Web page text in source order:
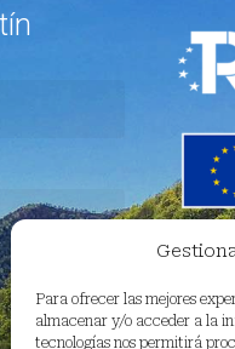
Para ofrecer las mejores
almacenar y/o acceder a la
tecnologías nos permitirá